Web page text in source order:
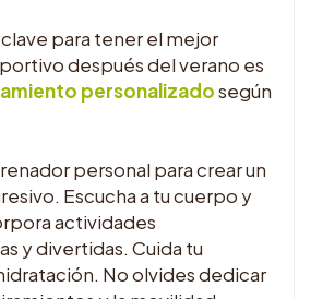
para tener el mejor
después del verano es
personalizadosegún
personal para crear un
Escucha a tu cuerpo y
actividades
y divertidas. Cuida tu
No olvides dedicar